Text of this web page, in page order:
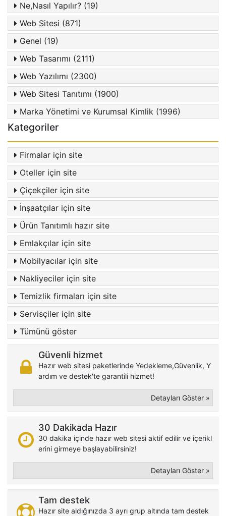
Ne,Nasıl Yapılır? (19)
Web Sitesi (871)
Genel (19)
Web Tasarımı (2111)
Web Yazılımı (2300)
Web Sitesi Tanıtımı (1900)
Marka Yönetimi ve Kurumsal Kimlik (1996)
Kategoriler
Firmalar için site
Oteller için site
Çiçekçiler için site
İnşaatçılar için site
Ürün Tanıtımlı hazır site
Emlakçılar için site
Mobilyacılar için site
Nakliyeciler için site
Temizlik firmaları için site
Servisçiler için site
Tümünü göster
Güvenli hizmet
Hazır web sitesi paketlerinde Yedekleme,Güvenlik, Y
ardım ve destek'te garantili hizmet!
Detayları Göster »
30 Dakikada Hazır
30 dakika içinde hazır web sitesi aktif edilir ve içerikl
erini girmeye başlayabilirsiniz!
Detayları Göster »
Tam destek
Hazır site aldığınızda 3 ayrı grup altında tam destek